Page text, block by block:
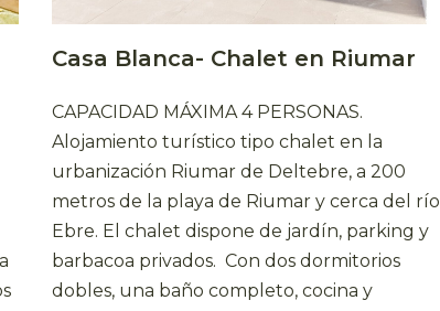
Casa Blanca- Chalet en Riumar
CAPACIDAD MÁXIMA 4 PERSONAS.
Alojamiento turístico tipo chalet en la
urbanización Riumar de Deltebre, a 200
metros de la playa de Riumar y cerca del río
Ebre. El chalet dispone de jardín, parking y
barbacoa privados. Con dos dormitorios
dobles, una baño completo, cocina y